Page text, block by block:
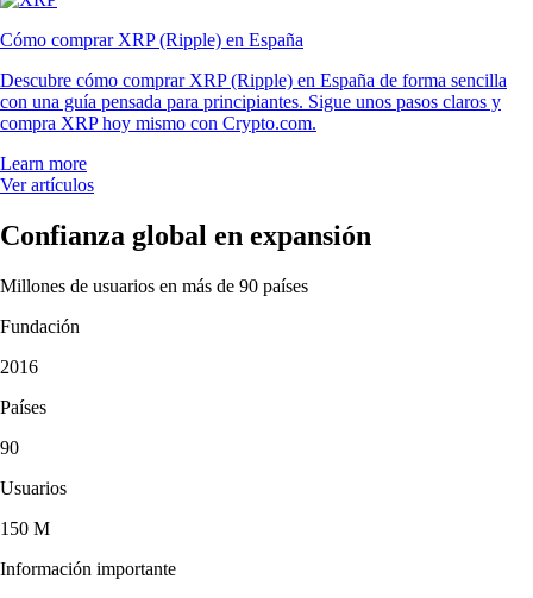
Cómo comprar XRP (Ripple) en España
Descubre cómo comprar XRP (Ripple) en España de forma sencilla
con una guía pensada para principiantes. Sigue unos pasos claros y
compra XRP hoy mismo con Crypto.com.
Learn more
Ver artículos
Confianza global en expansión
Millones de usuarios en más de 90 países
Fundación
2016
Países
90
Usuarios
150 M
Información importante